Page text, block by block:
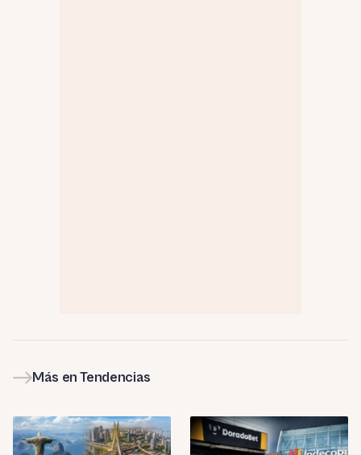
Más en Tendencias